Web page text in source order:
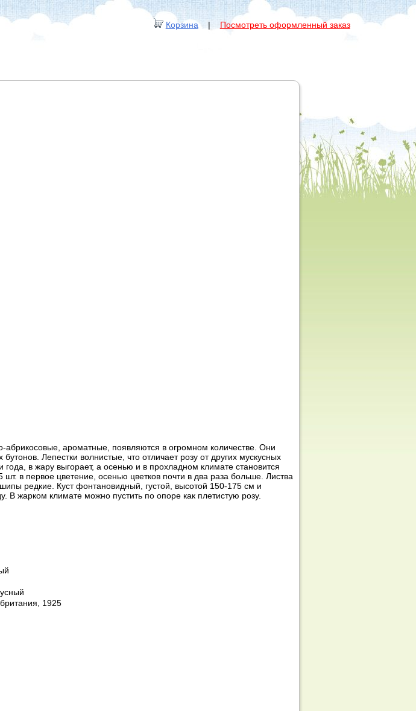
Корзина| Посмотреть оформленный заказ
ароматные, появляются в огромном количестве. Они
Лепестки волнистые, что отличает розу от других мускусных
в жару выгорает, а осенью и в прохладном климате становится
в первое цветение, осенью цветков почти в два раза больше. Листва
редкие. Куст фонтановидный, густой, высотой 150-175 см и
жарком климате можно пустить по опоре как плетистую розу.
1925